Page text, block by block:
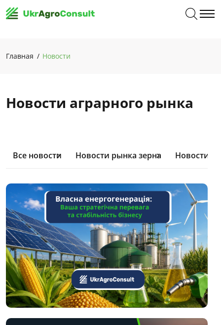
Главная Новости
Новости аграрного рынка
Все новости Новости рынка зерна Новости